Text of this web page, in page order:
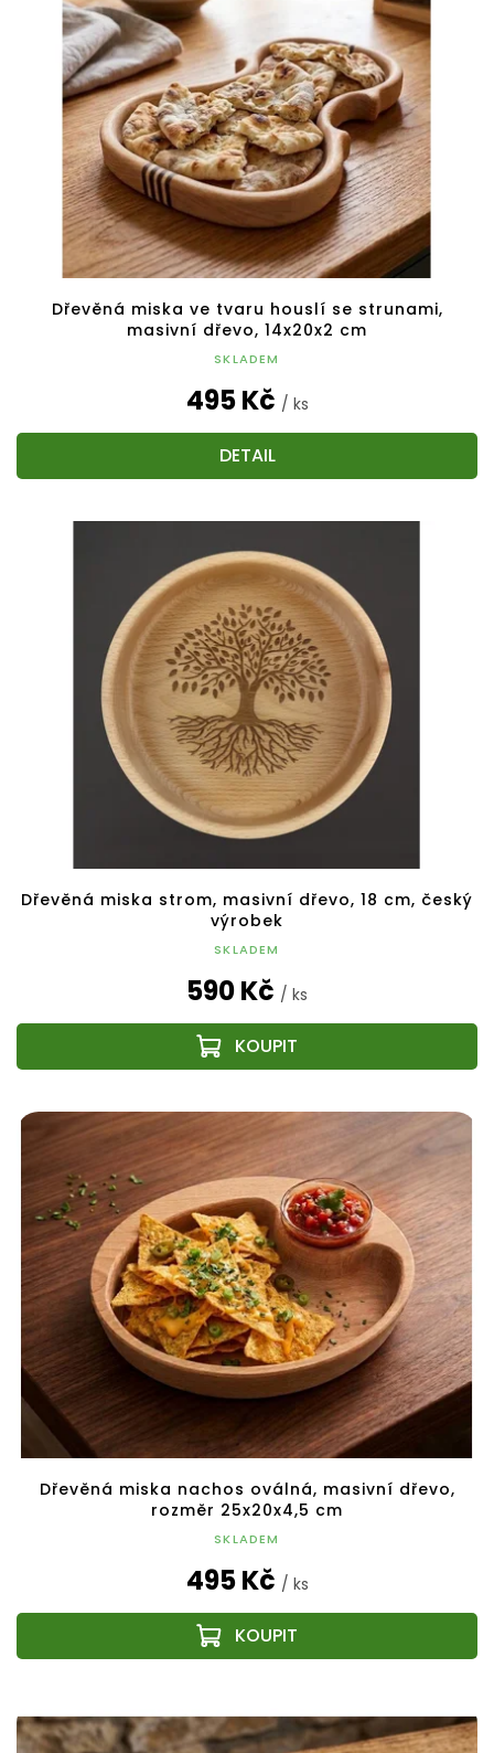
Dřevěná miska ve tvaru houslí se strunami,
masivní dřevo, 14x20x2 cm
SKLADEM
495 Kč / ks
DETAIL
Dřevěná miska strom, masivní dřevo, 18 cm, český
výrobek
SKLADEM
590 Kč / ks
Dřevěná miska nachos oválná, masivní dřevo,
rozměr 25x20x4,5 cm
SKLADEM
495 Kč / ks